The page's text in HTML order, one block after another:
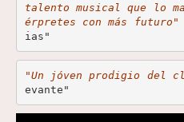
talento musical que lo
érpretes con más futuro"
ias"
"Un jóven prodigio del
evante"